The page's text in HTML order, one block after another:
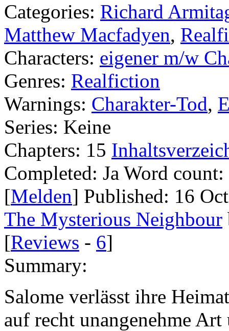
Categories: Richard
Matthew Macfadyen,
Characters: eigener m/w
Genres: Realfiction
Warnings: Charakter-Tod,
Series: Keine
Chapters: 15
Completed: Ja Word count:
[Melden] Published: 16
The Mysterious Neighbour
[Reviews - 6]
Summary:
Salome verlässt ihre
auf recht unangenehme